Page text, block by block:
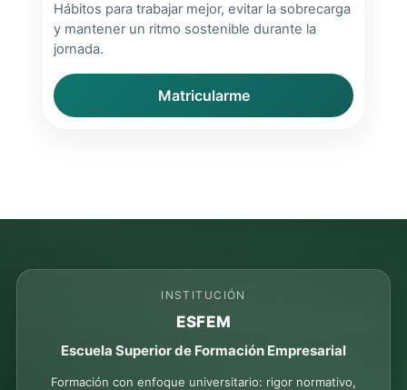
original
era:
actual
es:
Hábitos para trabajar mejor, evitar la sobrecarga
y mantener un ritmo sostenible durante la
jornada.
Matricularme
INSTITUCIÓN
ESFEM
Escuela Superior de Formación Empresarial
Formación con enfoque universitario: rigor normativo,